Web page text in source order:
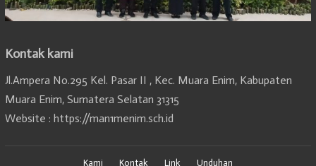
Kontak kami
Jl.Ampera No.295 Kel. Pasar II , Kec. Muara Enim, Kabupaten
Muara Enim, Sumatera Selatan 31315
Website : https://man1menim.sch.id
Kami Kontak Link Unduhan